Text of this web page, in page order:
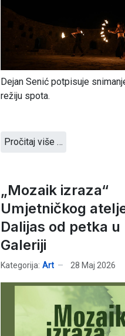
Dejan Senić potpisuje
režiju spota.
Pročitaj više …
„Mozaik izraza“
Umjetničkog
Dalijas od petka u
Galeriji
Kategorija: Art 28 Maj 2026